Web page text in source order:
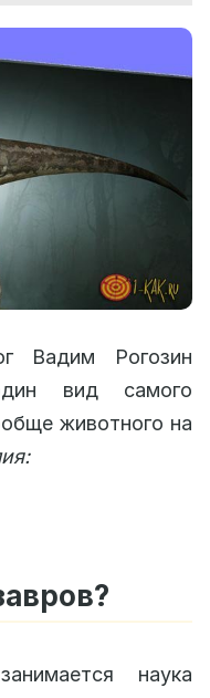
Вадим Рогозин
вид самого
животного на
наука